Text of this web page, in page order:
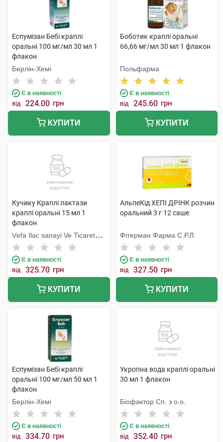
Еспумізан Бебі краплі
оральні 100 мг/мл 30 мл 1
флакон
Берлін-Хемі
Є в наявності
від 224.00 грн
КУПИТИ
Боботик краплі оральні
66,66 мг/мл 30 мл 1 флакон
Польфарма
Є в наявності
від 245.60 грн
КУПИТИ
Кучику Краплі лактази
краплі оральні 15 мл 1
флакон
Vеfa Ilac sanayi Ve Ticaret
Limited Sirketi
Є в наявності
від 325.70 грн
КУПИТИ
АльпеКід ХЕПІ ДРІНК розчин
оральний 3 г 12 саше
Фітерман Фарма С.Р.Л.
Є в наявності
від 327.50 грн
КУПИТИ
Еспумізан Бебі краплі
оральні 100 мг/мл 50 мл 1
флакон
Берлін-Хемі
Є в наявності
від 334.70 грн
Укропна вода краплі оральні
30 мл 1 флакон
Біофактор Сп. з о.о.
Є в наявності
від 352.40 грн